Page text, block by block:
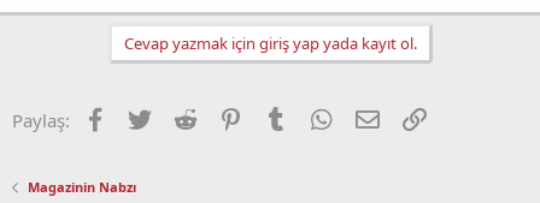
Cevap yazmak için giriş yap yada kayıt ol.
Paylaş: Facebook
TwitterReddit PinterestTumblrWhatsApp
E-postaLink
Magazinin Nabzı